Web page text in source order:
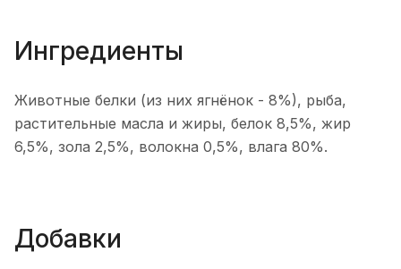
Ингредиенты
Животные белки (из них ягнёнок - 8%), рыба,
растительные масла и жиры, белок 8,5%, жир
6,5%, зола 2,5%, волокна 0,5%, влага 80%.
Добавки